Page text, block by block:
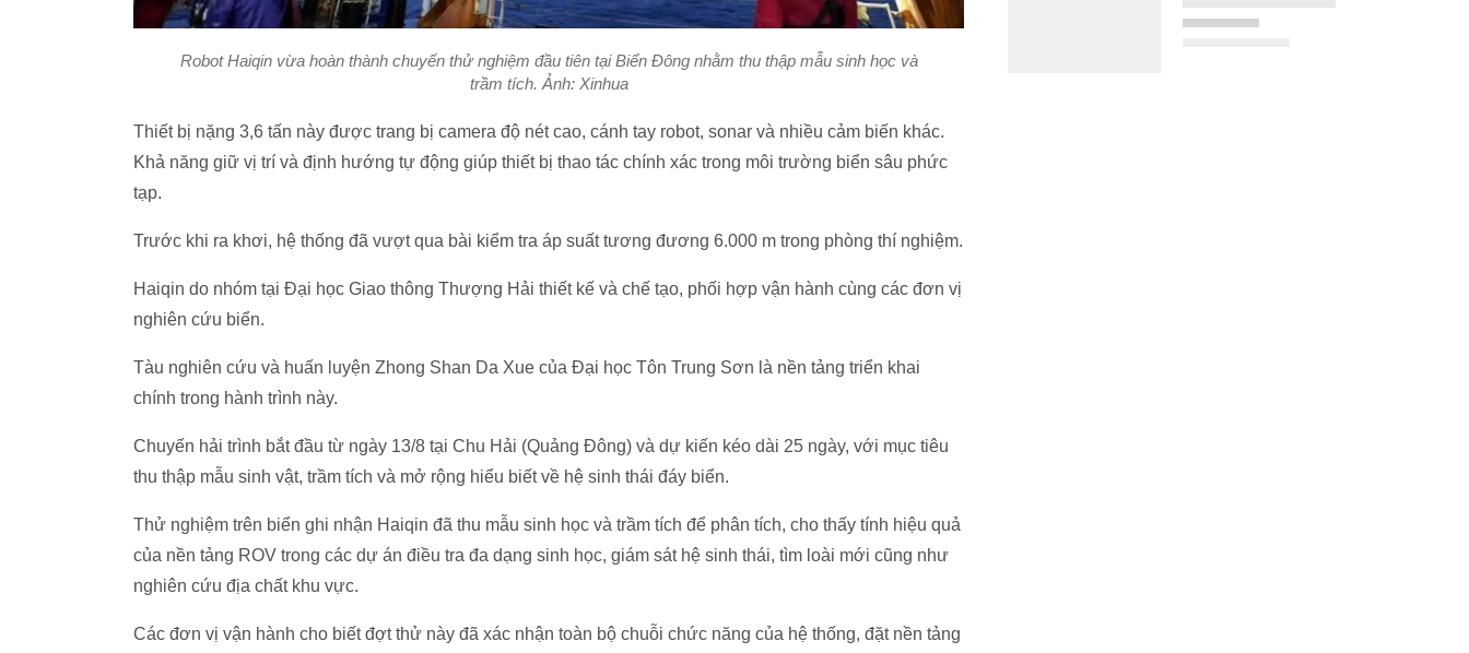
Robot Haiqin vừa hoàn thành chuyến thử nghiệm đầu tiên tại Biển Đông nhằm thu thập mẫu sinh học và
trầm tích. Ảnh: Xinhua
Thiết bị nặng 3,6 tấn này được trang bị camera độ nét cao, cánh tay robot, sonar và nhiều cảm biến khác.
Khả năng giữ vị trí và định hướng tự động giúp thiết bị thao tác chính xác trong môi trường biển sâu phức
tạp.
Trước khi ra khơi, hệ thống đã vượt qua bài kiểm tra áp suất tương đương 6.000 m trong phòng thí nghiệm.
Haiqin do nhóm tại Đại học Giao thông Thượng Hải thiết kế và chế tạo, phối hợp vận hành cùng các đơn vị
nghiên cứu biển.
Tàu nghiên cứu và huấn luyện Zhong Shan Da Xue của Đại học Tôn Trung Sơn là nền tảng triển khai
chính trong hành trình này.
Chuyến hải trình bắt đầu từ ngày 13/8 tại Chu Hải (Quảng Đông) và dự kiến kéo dài 25 ngày, với mục tiêu
thu thập mẫu sinh vật, trầm tích và mở rộng hiểu biết về hệ sinh thái đáy biển.
Thử nghiệm trên biển ghi nhận Haiqin đã thu mẫu sinh học và trầm tích để phân tích, cho thấy tính hiệu quả
của nền tảng ROV trong các dự án điều tra đa dạng sinh học, giám sát hệ sinh thái, tìm loài mới cũng như
nghiên cứu địa chất khu vực.
Các đơn vị vận hành cho biết đợt thử này đã xác nhận toàn bộ chuỗi chức năng của hệ thống, đặt nền tảng